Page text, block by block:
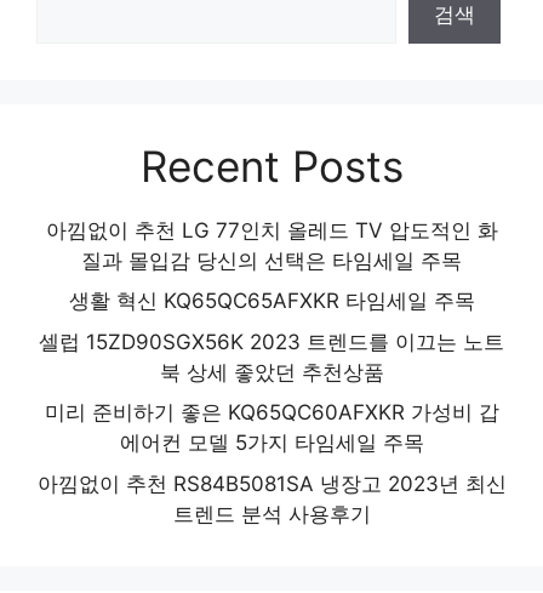
검색
Recent Posts
아낌없이 추천 LG 77인치 올레드 TV 압도적인 화
질과 몰입감 당신의 선택은 타임세일 주목
생활 혁신 KQ65QC65AFXKR 타임세일 주목
셀럽 15ZD90SGX56K 2023 트렌드를 이끄는 노트
북 상세 좋았던 추천상품
미리 준비하기 좋은 KQ65QC60AFXKR 가성비 갑
에어컨 모델 5가지 타임세일 주목
아낌없이 추천 RS84B5081SA 냉장고 2023년 최신
트렌드 분석 사용후기